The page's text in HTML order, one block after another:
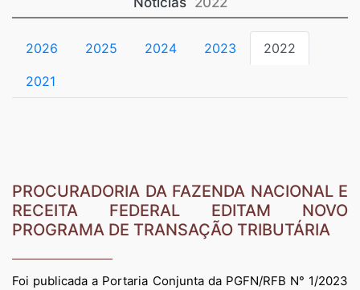
2026 2025 2024 2023 2022
2021
PROCURADORIA DA FAZENDA NACIONAL E
RECEITA FEDERAL EDITAM NOVO
PROGRAMA DE TRANSAÇÃO TRIBUTÁRIA
Foi publicada a Portaria Conjunta da PGFN/RFB N° 1/2023